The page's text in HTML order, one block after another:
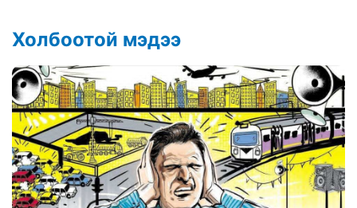
Холбоотой мэдээ